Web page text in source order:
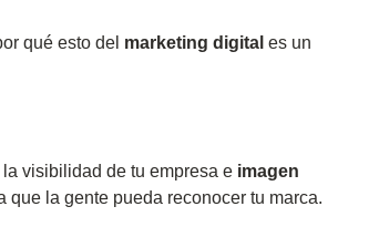
qué esto del marketing digital es un
visibilidad de tu empresa e imagen
la gente pueda reconocer tu marca.